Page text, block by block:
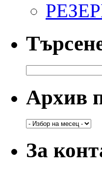
за:
Архив
Архив
и
месеци
За